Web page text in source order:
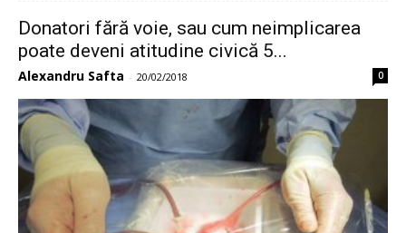
Donatori fără voie, sau cum neimplicarea
poate deveni atitudine civică 5...
Alexandru Safta - 20/02/2018 0